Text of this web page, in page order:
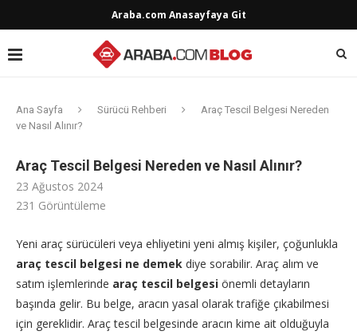
Araba.com Anasayfaya Git
Ana Sayfa Sürücü Rehberi
Araç Tescil Belgesi Nereden
ve Nasıl Alınır?
Araç Tescil Belgesi Nereden ve Nasıl Alınır?
23 Ağustos 2024
231 Görüntüleme
Yeni araç sürücüleri veya ehliyetini yeni almış kişiler, çoğunlukla
araç tescil belgesi ne demek diye sorabilir. Araç alım ve
satım işlemlerinde araç tescil belgesi önemli detayların
başında gelir. Bu belge, aracın yasal olarak trafiğe çıkabilmesi
için gereklidir. Araç tescil belgesinde aracın kime ait olduğuyla